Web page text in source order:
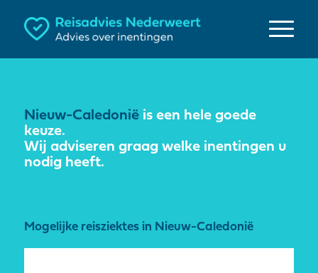
Nieuw-Caledoniëis een hele goede
keuze.
Wij adviseren graag welke inentingen u
nodig heeft.
Mogelijke reisziektes in Nieuw-Caledonië